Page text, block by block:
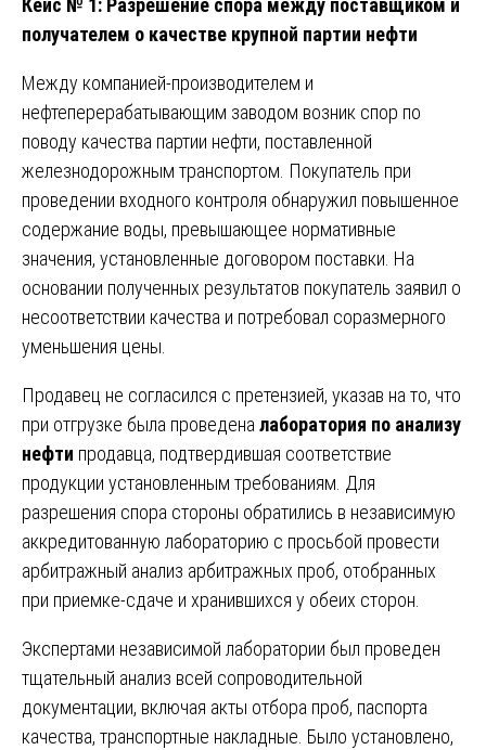
Кейс № 1: Разрешение спора между поставщиком и
получателем о качестве крупной партии нефти
Между компанией-производителем и
нефтеперерабатывающим заводом возник спор по
поводу качества партии нефти, поставленной
железнодорожным транспортом. Покупатель при
проведении входного контроля обнаружил повышенное
содержание воды, превышающее нормативные
значения, установленные договором поставки. На
основании полученных результатов покупатель заявил о
несоответствии качества и потребовал соразмерного
уменьшения цены.
Продавец не согласился с претензией, указав на то, что
при отгрузке была проведена лаборатория по анализу
нефти продавца, подтвердившая соответствие
продукции установленным требованиям. Для
разрешения спора стороны обратились в независимую
аккредитованную лабораторию с просьбой провести
арбитражный анализ арбитражных проб, отобранных
при приемке-сдаче и хранившихся у обеих сторон.
Экспертами независимой лаборатории был проведен
тщательный анализ всей сопроводительной
документации, включая акты отбора проб, паспорта
качества, транспортные накладные. Было установлено,